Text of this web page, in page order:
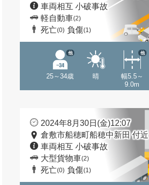
車両相互 小破事故
軽自動車(2)
死亡(0) 負傷(1)
25～34歳
他
晴
幅5.5～
9.0m
他
2024年8月30日(金)12:07
倉敷市船穂町船穂中新田 付近
車両相互 小破事故
大型貨物車(2)
死亡(0) 負傷(1)